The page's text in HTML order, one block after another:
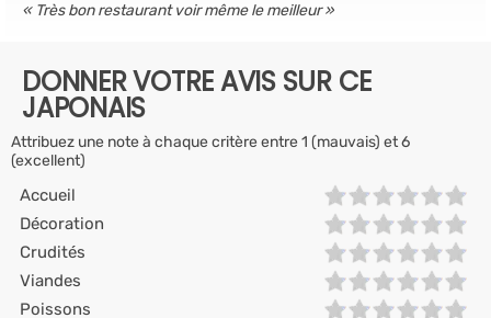
Très bon restaurant voir même le meilleur
DONNER VOTRE AVIS SUR CE
JAPONAIS
Attribuez une note à chaque critère entre 1 (mauvais) et 6
(excellent)
Accueil
Décoration
Crudités
Viandes
Poissons